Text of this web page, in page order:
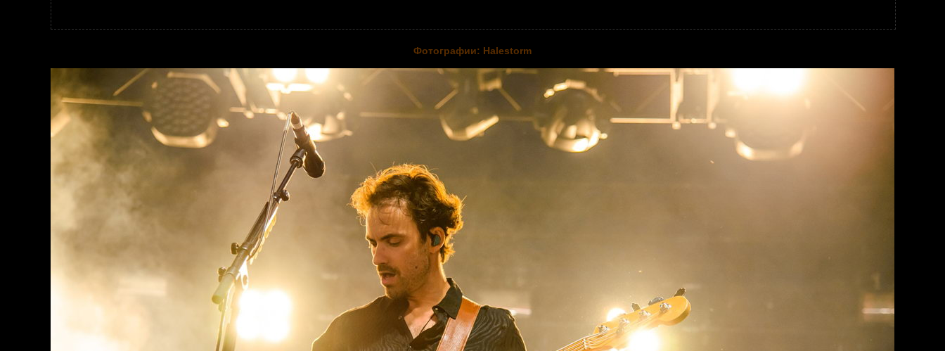
Фотографии: Halestorm